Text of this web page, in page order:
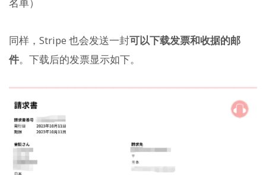
名单）
同样，Stripe 也会发送一封可以下载发票和收据的邮
件。下载后的发票显示如下。